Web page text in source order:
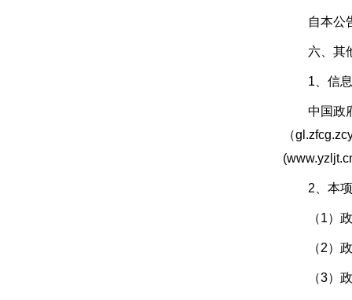
自本公告
六、其
1、信息
中国政府
（
2、本项
（1）政
（2）政
（3）政